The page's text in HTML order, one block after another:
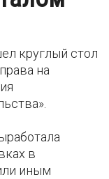
круглый стол
на
в
иным